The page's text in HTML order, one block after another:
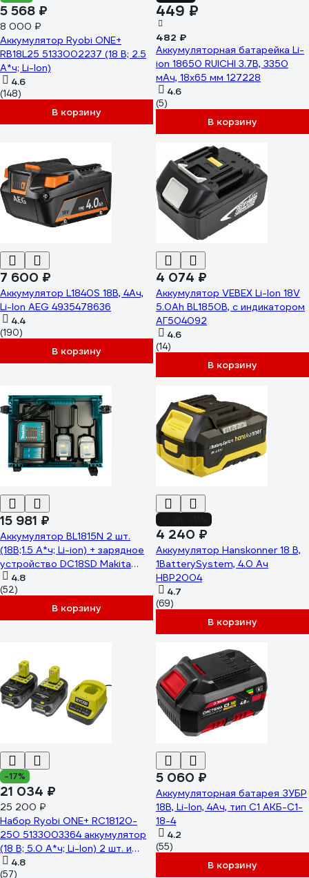
5 568 ₽
8 000 ₽
Аккумулятор Ryobi ONE+
RB18L25 5133002237 (18 В; 2.5
А*ч; Li-Ion)
4.6
(148)
В корзину
449 ₽
482 ₽
Аккумуляторная батарейка Li-
ion 18650 RUICHI 3.7В, 3350
мАч, 18x65 мм 127228
4.6
(5)
В корзину
7 600 ₽
Аккумулятор L1840S 18В, 4Ач,
Li-Ion AEG 4935478636
4.4
(190)
В корзину
4 074 ₽
Аккумулятор VEBEX Li-Ion 18V
5.0Ah BL1850B, с индикатором
АГ504092
4.6
(14)
В корзину
15 981 ₽
Аккумулятор BL1815N 2 шт.
(18В;1.5 А*ч; Li-ion) + зарядное
устройство DC18SD Makita
197143-8
4.8
(52)
В корзину
4 240 ₽
Аккумулятор Hanskonner 18 В,
1BatterySystem, 4.0 Ач
HBP2004
4.7
(69)
В корзину
-17%
21 034 ₽
25 200 ₽
Набор Ryobi ONE+ RC18120-
250 5133003364 аккумулятор
(18 В; 5.0 А*ч; Li-Ion) 2 шт. и
зарядное устройство RC18120
4.8
(57)
5 060 ₽
Аккумуляторная батарея ЗУБР
18В, Li-Ion, 4Ач, тип С1 АКБ-С1-
18-4
4.2
(55)
В корзину